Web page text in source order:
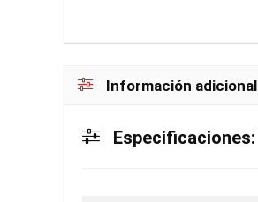
Información adicional
Especificaciones: